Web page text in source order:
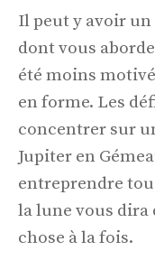
Il peut y avoir
dont vous
été moins
en forme. Les
concentrer sur
Jupiter en
entreprendre
la lune vous dira
chose à la fois.